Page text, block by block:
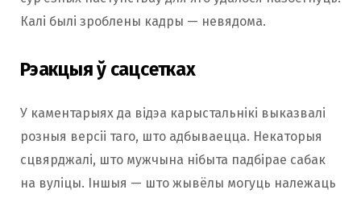
Калі былі зроблены кадры — невядома.
Рэакцыя ў сацсетках
У каментарыях да відэа карыстальнікі выказвалі
розныя версіі таго, што адбываецца. Некаторыя
сцвярджалі, што мужчына нібыта падбірае сабак
на вуліцы. Іншыя — што жывёлы могуць належаць